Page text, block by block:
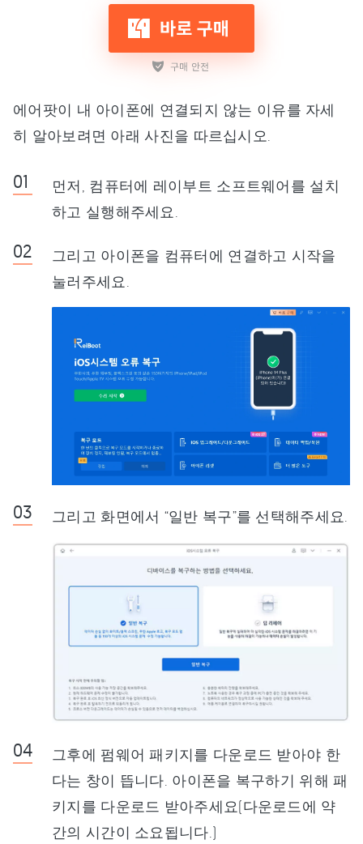
에어팟이 내 아이폰에 연결되지 않는 이유를 자세
히 알아보려면 아래 사진을 따르십시오.
먼저, 컴퓨터에 레이부트 소프트웨어를 설치
하고 실행해주세요.
그리고 아이폰을 컴퓨터에 연결하고 시작을
눌러주세요.
그리고 화면에서 “일반 복구”를 선택해주세요.
그후에 펌웨어 패키지를 다운로드 받아야 한
다는 창이 뜹니다. 아이폰을 복구하기 위해 패
키지를 다운로드 받아주세요(다운로드에 약
간의 시간이 소요됩니다.)